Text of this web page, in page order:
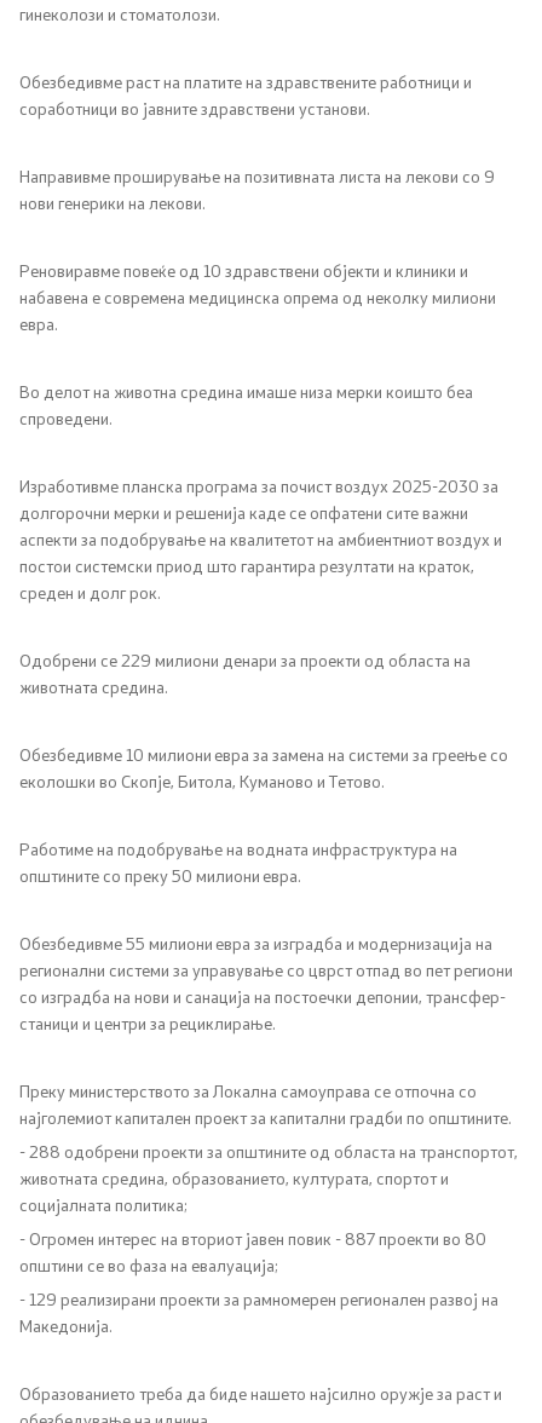
гинеколози и стоматолози.
Обезбедивме раст на платите на здравствените работници и
соработници во јавните здравствени установи.
Направивме проширување на позитивната листа на лекови со 9
нови генерики на лекови.
Реновиравме повеќе од 10 здравствени објекти и клиники и
набавена е современа медицинска опрема од неколку милиони
евра.
Во делот на животна средина имаше низа мерки коишто беа
спроведени.
Изработивме планска програма за почист воздух 2025-2030 за
долгорочни мерки и решенија каде се опфатени сите важни
аспекти за подобрување на квалитетот на амбиентниот воздух и
постои системски приод што гарантира резултати на краток,
среден и долг рок.
Одобрени се 229 милиони денари за проекти од областа на
животната средина.
Обезбедивме 10 милиони евра за замена на системи за греење со
еколошки во Скопје, Битола, Куманово и Тетово.
Работиме на подобрување на водната инфраструктура на
општините со преку 50 милиони евра.
Обезбедивме 55 милиони евра за изградба и модернизација на
регионални системи за управување со цврст отпад во пет региони
со изградба на нови и санација на постоечки депонии, трансфер-
станици и центри за рециклирање.
Преку министерството за Локална самоуправа се отпочна со
најголемиот капитален проект за капитални градби по општините.
- 288 одобрени проекти за општините од областа на транспортот,
животната средина, образованието, културата, спортот и
социјалната политика;
- Огромен интерес на вториот јавен повик - 887 проекти во 80
општини се во фаза на евалуација;
- 129 реализирани проекти за рамномерен регионален развој на
Македонија.
Образованието треба да биде нашето најсилно оружје за раст и